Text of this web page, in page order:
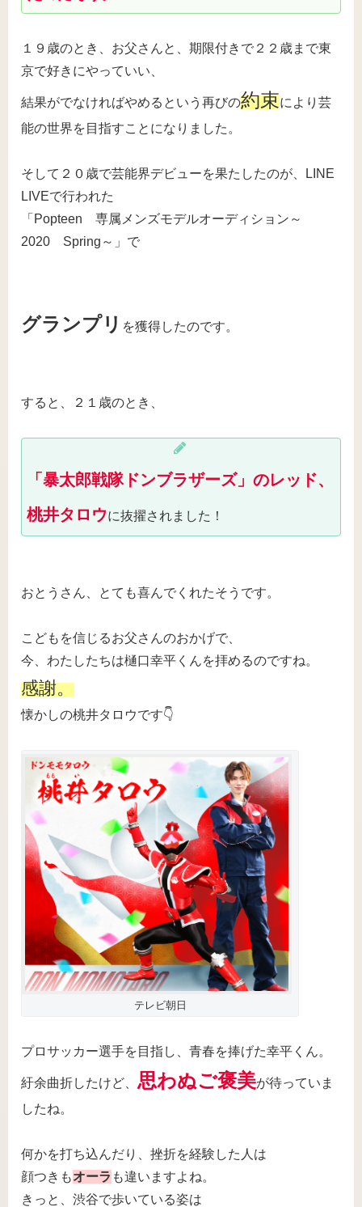
１９歳のとき、お父さんと、期限付きで２２歳まで東
京で好きにやっていい、
結果がでなければやめるという再びの約束により芸
能の世界を目指すことになりました。
そして２０歳で芸能界デビューを果たしたのが、LINE
LIVEで行われた
「Popteen 専属メンズモデルオーディション～
2020 Spring～」で
グランプリ を獲得したのです。
すると、２１歳のとき、
「暴太郎戦隊ドンブラザーズ」のレッド、
桃井タロウに抜擢されました！
おとうさん、とても喜んでくれたそうです。
こどもを信じるお父さんのおかげで、
今、わたしたちは樋口幸平くんを拝めるのですね。
感謝。
懐かしの桃井タロウです👇
テレビ朝日
プロサッカー選手を目指し、青春を捧げた幸平くん。
紆余曲折したけど、 思わぬご褒美が待っていま
したね。
何かを打ち込んだり、挫折を経験した人は
顔つきもオーラ も違いますよね。
きっと、渋谷で歩いている姿は